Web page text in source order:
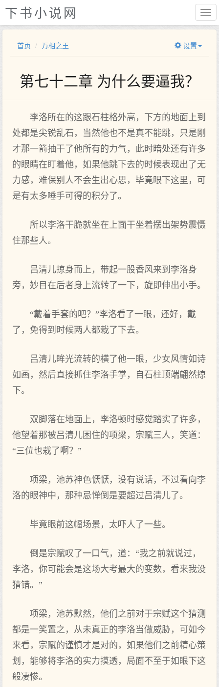
下书小说网
首页 万相之王 设置
第七十二章 为什么要逼我？
李洛所在的这跟石柱格外高，下方的地面上到
处都是尖锐乱石，当然他也不是真不能跳，只是刚
才那一箭抽干了他所有的力气，此时暗处还有许多
的眼睛在盯着他，如果他跳下去的时候表现出了无
力感，难保别人不会生出心思，毕竟眼下这里，可
是有太多唾手可得的积分了。
所以李洛干脆就坐在上面干坐着摆出架势震慑
住那些人。
吕清儿掠身而上，带起一股香风来到李洛身
旁，妙目在后者身上流转了一下，旋即伸出小手。
“戴着手套的吧？”李洛看了一眼，还好，戴
了，免得到时候两人都栽了下去。
吕清儿眸光流转的横了他一眼，少女风情如诗
如画，然后直接抓住李洛手掌，自石柱顶端翩然掠
下。
双脚落在地面上，李洛顿时感觉踏实了许多，
他望着那被吕清儿困住的项梁，宗赋三人，笑道：
“三位也栽了啊？”
项梁，池苏神色恹恹，没有说话，不过看向李
洛的眼神中，那种忌惮倒是要超过吕清儿了。
毕竟眼前这幅场景，太吓人了一些。
倒是宗赋叹了一口气，道：“我之前就说过，
李洛，你可能会是这场大考最大的变数，看来我没
猜错。”
项梁，池苏默然，他们之前对于宗赋这个猜测
都是一笑置之，从未真正的李洛当做威胁，可如今
来看，宗赋的谨慎才是对的，如果他们之前精心策
划，能够将李洛的实力摸透，局面不至于如眼下这
般凄惨。